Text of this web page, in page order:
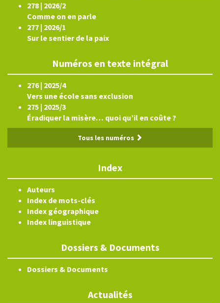
278 | 2026/2
Comme on en parle
277 | 2026/1
Sur le sentier de la paix
Numéros en texte intégral
276 | 2025/4
Vers une école sans exclusion
275 | 2025/3
Éradiquer la misère… quoi qu’il en coûte ?
Tous les numéros
Index
Auteurs
Index de mots-clés
Index géographique
Index linguistique
Dossiers & Documents
Dossiers & Documents
Actualités